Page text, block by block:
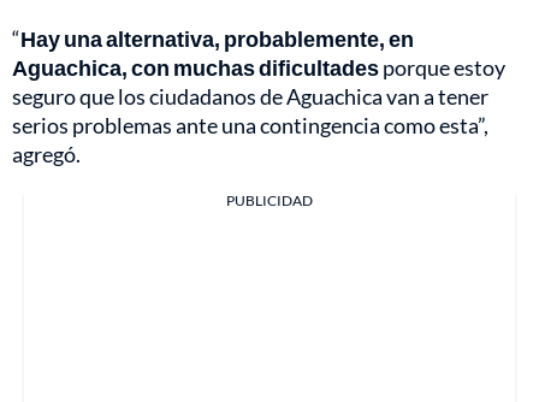
“Hay una alternativa, probablemente, en
Aguachica, con muchas dificultadesporque estoy
seguro que los ciudadanos de Aguachica van a tener
serios problemas ante una contingencia como esta”,
agregó.
PUBLICIDAD